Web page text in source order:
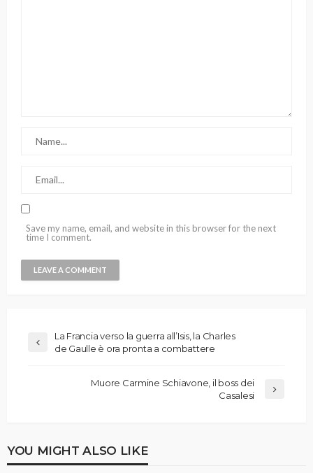
Save my name, email, and website in this browser for the next
time I comment.
La Francia verso la guerra all’Isis, la Charles
de Gaulle è ora pronta a combattere
Muore Carmine Schiavone, il boss dei
Casalesi
YOU MIGHT ALSO LIKE